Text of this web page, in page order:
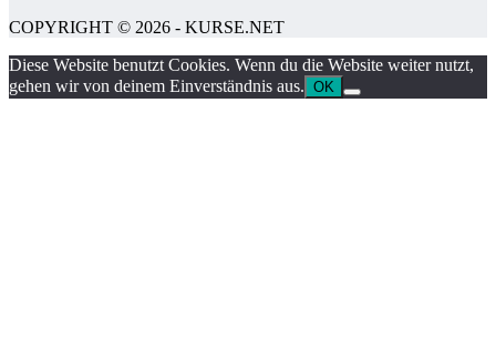
COPYRIGHT © 2026 - KURSE.NET
Diese Website benutzt Cookies. Wenn du die Website weiter nutzt,
gehen wir von deinem Einverständnis aus. OK